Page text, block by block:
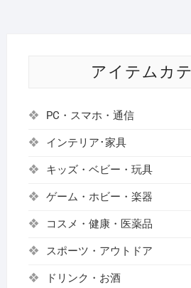
アイテムカ
PC・スマホ・通信
インテリア･家具
キッズ・ベビー・玩具
ゲーム・ホビー・楽器
コスメ・健康・医薬品
スポーツ・アウトドア
ドリンク・お酒